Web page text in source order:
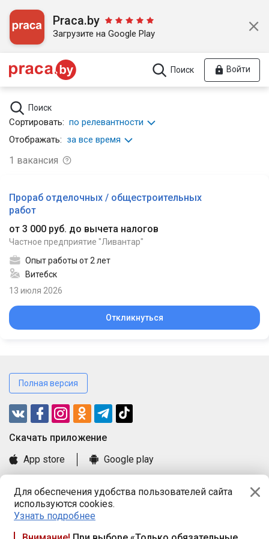
Для обеспечения удобства пользователей сайта
используются cookies.
Узнать подробнее
Praca.by
Загрузите на Google Play
Поиск Войти
Поиск
Сортировать: по релевантности
Отображать: за все время
1 вакансия
Прораб отделочных / общестроительных
работ
от 3 000 руб. до вычета налогов
Частное предприятие "Ливантар"
Опыт работы от 2 лет
Витебск
13 июля 2026
Откликнуться
Полная версия
Cкачать приложение
App store
Google play
Книга замечаний и предложений
Правила и документы
Praca.by © 2000—2026, ООО «ПРАЦА БАЙ»